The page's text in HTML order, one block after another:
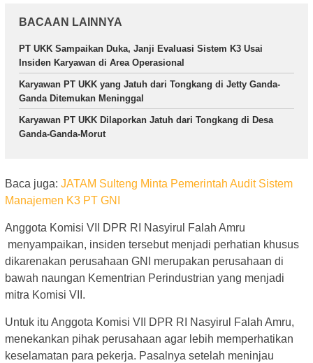
BACAAN LAINNYA
PT UKK Sampaikan Duka, Janji Evaluasi Sistem K3 Usai
Insiden Karyawan di Area Operasional
Karyawan PT UKK yang Jatuh dari Tongkang di Jetty Ganda-
Ganda Ditemukan Meninggal
Karyawan PT UKK Dilaporkan Jatuh dari Tongkang di Desa
Ganda-Ganda-Morut
Baca juga: JATAM Sulteng Minta Pemerintah Audit Sistem
Manajemen K3 PT GNI
Anggota Komisi VII DPR RI Nasyirul Falah Amru
menyampaikan, insiden tersebut menjadi perhatian khusus
dikarenakan perusahaan GNI merupakan perusahaan di
bawah naungan Kementrian Perindustrian yang menjadi
mitra Komisi VII.
Untuk itu Anggota Komisi VII DPR RI Nasyirul Falah Amru,
menekankan pihak perusahaan agar lebih memperhatikan
keselamatan para pekerja. Pasalnya setelah meninjau